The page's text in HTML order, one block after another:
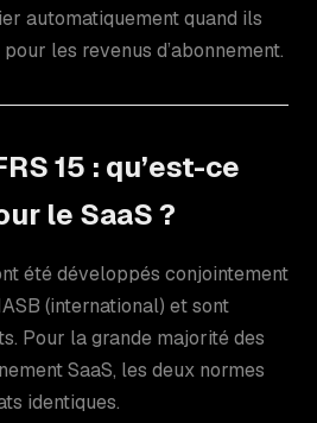
automatiquement quand ils
les revenus d’abonnement.
15 : qu’est-ce
le SaaS ?
été développés conjointement
(international) et sont
Pour la grande majorité des
SaaS, les deux normes
identiques.